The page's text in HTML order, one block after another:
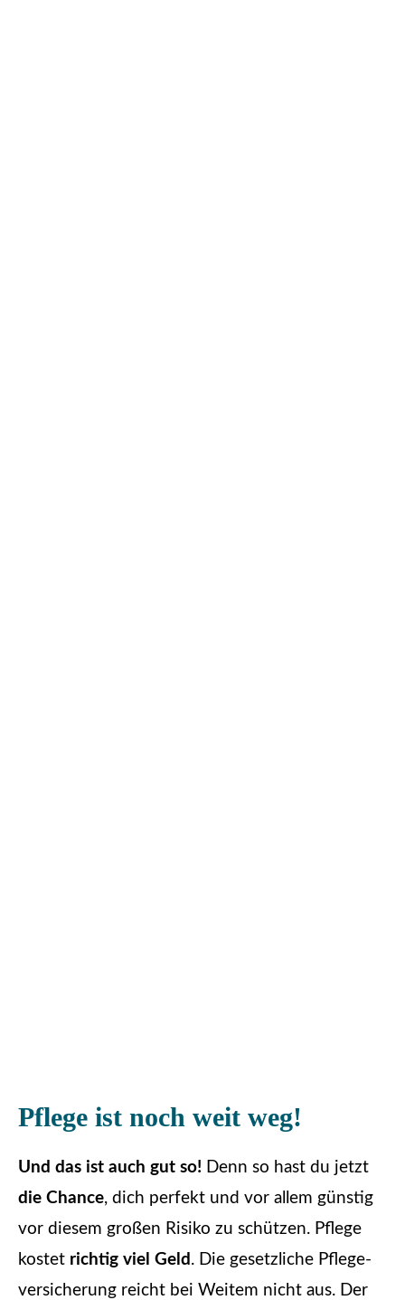
Pflege ist noch weit weg!
Und das ist auch gut so! Denn so hast du jetzt
die Chance, dich perfekt und vor allem günstig
vor diesem großen Risiko zu schützen. Pflege
kostet richtig viel Geld . Die gesetzliche Pflege­
ver­si­che­rung reicht bei Weitem nicht aus. Der